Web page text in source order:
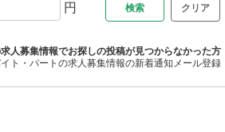
円 クリア
人募集情報でお探しの投稿が見つからなかった方
ト・パートの求人募集情報の新着通知メール登録